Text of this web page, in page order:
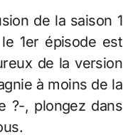
de la saison 1
1er épisode est
de la version
à moins de la
?-, plongez dans